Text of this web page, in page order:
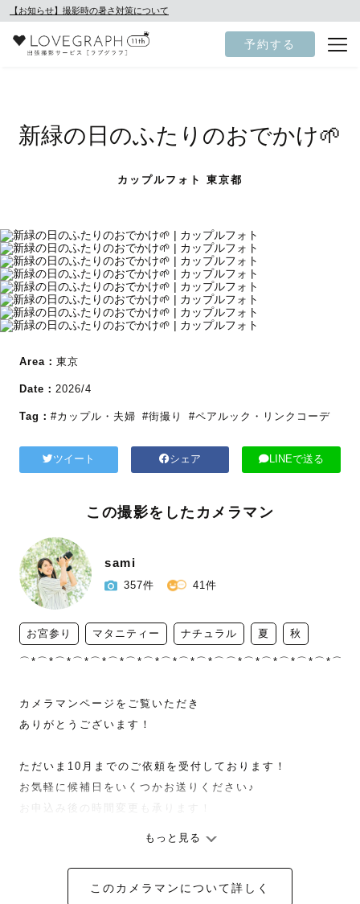
【お知らせ】撮影時の暑さ対策について
予約する
新緑の日のふたりのおでかけ🌱
カップルフォト 東京都
Area： 東京
Date： 2026/4
Tag： #カップル・夫婦 #街撮り #ペアルック・リンクコーデ
ツイート シェア LINEで送る
この撮影をしたカメラマン
sami
357件 41件
お宮参り マタニティー ナチュラル 夏 秋
カメラマンページをご覧いただき
ありがとうございます！
ただいま10月までのご依頼を受付しております！
お気軽に候補日をいくつかお送りください♪
お申込み後の時間変更も承ります！
もっと見る
このカメラマンについて詳しく